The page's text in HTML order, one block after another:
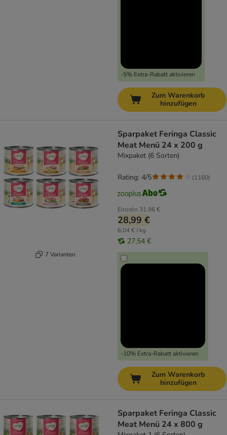
-5% Extra-Rabatt aktivieren
Zum Warenkorb
hinzufügen
7 Varianten
Sparpaket Feringa Classic
Meat Menü 24 x 200 g
Mixpaket (6 Sorten)
Einzeln 31,96 €
28,99 €
6,04 € / kg
27,54 €
-10% Extra-Rabatt aktivieren
Rating: 4/5 (1160)
Zum Warenkorb
hinzufügen
Sparpaket Feringa Classic
Meat Menü 24 x 800 g